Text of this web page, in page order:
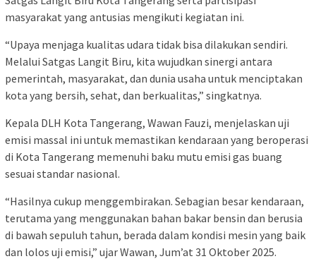
masyarakat yang antusias mengikuti kegiatan ini.
“Upaya menjaga kualitas udara tidak bisa dilakukan sendiri.
Melalui Satgas Langit Biru, kita wujudkan sinergi antara
pemerintah, masyarakat, dan dunia usaha untuk menciptakan
kota yang bersih, sehat, dan berkualitas,” singkatnya.
Kepala DLH Kota Tangerang, Wawan Fauzi, menjelaskan uji
emisi massal ini untuk memastikan kendaraan yang beroperasi
di Kota Tangerang memenuhi baku mutu emisi gas buang
sesuai standar nasional.
“Hasilnya cukup menggembirakan. Sebagian besar kendaraan,
terutama yang menggunakan bahan bakar bensin dan berusia
di bawah sepuluh tahun, berada dalam kondisi mesin yang baik
dan lolos uji emisi,” ujar Wawan, Jum’at 31 Oktober 2025.